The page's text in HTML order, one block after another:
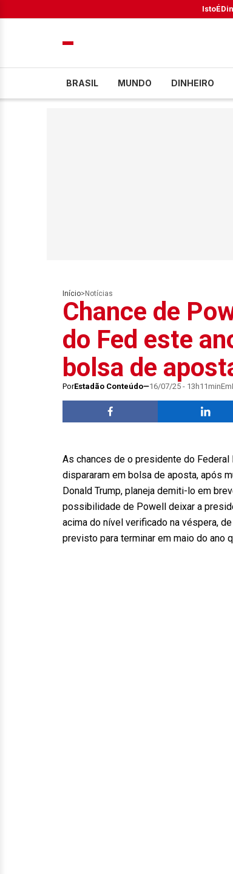
IstoÉ
BRASIL MUNDO DINHEIRO
Início> Notícias
Chance de
do Fed este
bolsa de
PorEstadão Conteúdo 16/07/25 - 13h11minEm
As chances de o presidente do
dispararam em bolsa de aposta, após
Donald Trump, planeja demiti-lo em
possibilidade de Powell deixar a
acima do nível verificado na véspera,
previsto para terminar em maio do ano